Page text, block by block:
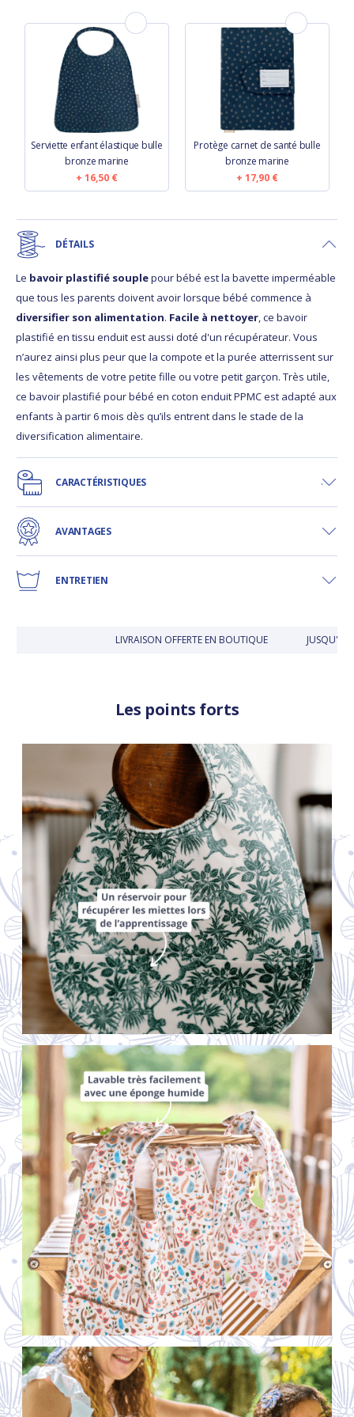
Serviette enfant élastique bulle
bronze marine
16,50 €
Protège carnet de santé bulle
bronze marine
17,90 €
DÉTAILS
Le bavoir plastifié souplepour bébé est la bavette imperméable
que tous les parents doivent avoir lorsque bébé commence à
diversifier son alimentation. Facile à nettoyer, ce bavoir
plastifié en tissu enduit est aussi doté d'un récupérateur. Vous
n’aurez ainsi plus peur que la compote et la purée atterrissent sur
les vêtements de votre petite fille ou votre petit garçon. Très utile,
ce bavoir plastifié pour bébé en coton enduit PPMC est adapté aux
enfants à partir 6 mois dès qu’ils entrent dans le stade de la
diversification alimentaire.
CARACTÉRISTIQUES
AVANTAGES
ENTRETIEN
LIVRAISON OFFERTE EN BOUTIQUE JUSQU'À
Les points forts